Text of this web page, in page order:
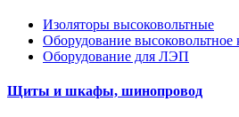
Изоляторы высоковольтные
Оборудование
Оборудование для ЛЭП
Щиты и шкафы, шинопровод